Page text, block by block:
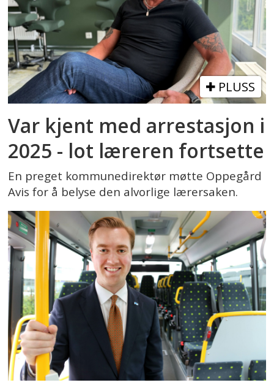
PLUSS
Var kjent med arrestasjon i
2025 - lot læreren fortsette
En preget kommunedirektør møtte Oppegård
Avis for å belyse den alvorlige lærersaken.